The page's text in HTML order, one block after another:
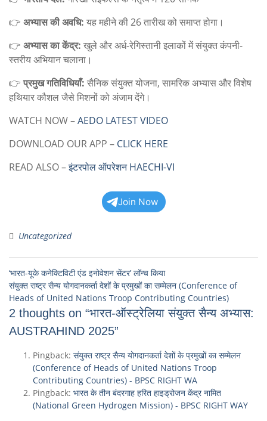
👉 अभ्यास की अवधि: यह महीने की 26 तारीख को समाप्त होगा।
👉 अभ्यास का केंद्र: खुले और अर्ध-रेगिस्तानी इलाकों में संयुक्त कंपनी-
स्तरीय अभियान चलाना।
👉प्रमुख गतिविधियाँ: सैनिक संयुक्त योजना, सामरिक अभ्यास और विशेष
हथियार कौशल जैसे मिशनों को अंजाम देंगे।
WATCH NOW –AEDO LATEST VIDEO
DOWNLOAD OUR APP – CLICK HERE
READ ALSO –इंटरपोल ऑपरेशन HAECHI-VI
Join Now
Uncategorized
‘भारत-यूके कनेक्टिविटी एंड इनोवेशन सेंटर’ लॉन्च किया
संयुक्त राष्ट्र सैन्य योगदानकर्ता देशों के प्रमुखों का सम्मेलन (Conference of
Heads of United Nations Troop Contributing Countries)
2 thoughts on “भारत-ऑस्ट्रेलिया संयुक्त सैन्य अभ्यास:
AUSTRAHIND 2025”
Pingback: संयुक्त राष्ट्र सैन्य योगदानकर्ता देशों के प्रमुखों का सम्मेलन
(Conference of Heads of United Nations Troop
Contributing Countries) - BPSC RIGHT WA
Pingback: भारत के तीन बंदरगाह हरित हाइड्रोजन केंद्र नामित
(National Green Hydrogen Mission) - BPSC RIGHT WAY